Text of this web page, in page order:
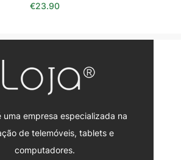
€23.90
uma empresa especializada na
de telemóveis, tablets e
computadores.